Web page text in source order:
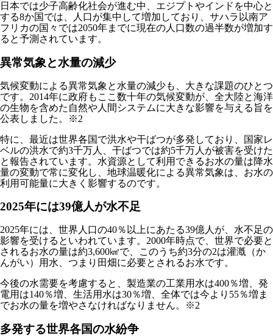
日本では少子高齢化社会が進む中、エジプトやインドを中心と
する8か国では、人口が集中して増加しており、サハラ以南ア
フリカの国々では2050年までに現在の人口数の過半数が増加す
ると予測されています。
異常気象と水量の減少
気候変動による異常気象と水量の減少も、大きな課題のひとつ
です。2014年に政府もここ数十年の気候変動が、全大陸と海洋
の生物を含めた自然や人間システムに大きな影響を与える旨を
公表しました。※2
特に、最近は世界各国で洪水や干ばつが多発しており、国家レ
ベルの洪水で約3千万人、干ばつでは約5千万人が被害を受けた
と報告されています。水資源として利用できるお水の量は降水
量の変動で常に変化し、地球温暖化による異常気象は、お水の
利用可能量に大きく影響するのです。
2025年には39億人が水不足
2025年には、世界人口の40％以上にあたる39億人が、水不足の
影響を受けるといわれています。2000年時点で、世界で必要と
されるお水の量は約3,600㎦で、このうち約3分の2は灌漑（か
んがい）用水、つまり田畑に必要とされるお水です。
今後の水需要を考慮すると、製造業の工業用水は400％増、発
電用は140％増、生活用水は30％増、全体では今より55％増ま
でお水の量を増やさなければなりません。※2
多発する世界各国の水紛争